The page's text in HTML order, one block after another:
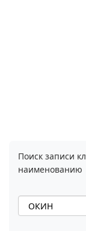
Поиск записи
наименованию